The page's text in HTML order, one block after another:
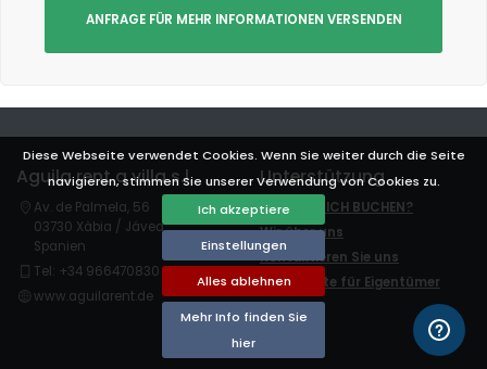
Diese Webseite verwendet Cookies. Wenn Sie weiter durch die Seite
navigieren, stimmen Sie unserer Verwendung von Cookies zu.
Ich akzeptiere
Einstellungen
Alles ablehnen
Mehr Info finden Sie
hier
ANFRAGE FÜR MEHR INFORMATIONEN VERSENDEN
Aguila rent a villa s.l.
Av. de Palmela, 56
03730 Xàbia / Jávea
Spanien
Tel: +34 966470830
www.aguilarent.de
Unterstützung
WIE KANN ICH BUCHEN?
Wir über uns
Kontaktieren Sie uns
Login-Seite für Eigentümer